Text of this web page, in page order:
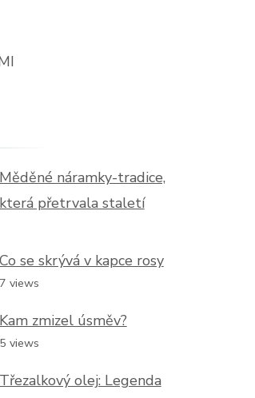
Měděné náramky-tradice,
která přetrvala staletí
Co se skrývá v kapce rosy
7 views
Kam zmizel úsměv?
5 views
Třezalkový olej: Legenda